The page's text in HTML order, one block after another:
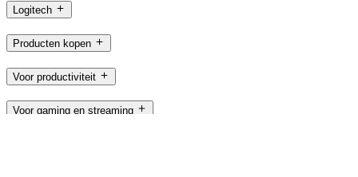
Logitech
Producten kopen
Voor productiviteit
Voor gaming en streaming